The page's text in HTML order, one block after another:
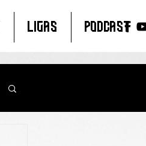
LIGAS PODCAST